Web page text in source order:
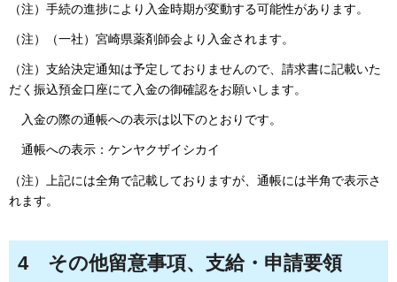
（注）手続の進捗により入金時期が変動する可能性があります。
（注）（一社）宮崎県薬剤師会より入金されます。
（注）支給決定通知は予定しておりませんので、請求書に記載いた
だく振込預金口座にて入金の御確認をお願いします。
入金の際の通帳への表示は以下のとおりです。
通帳への表示：ケンヤクザイシカイ
（注）上記には全角で記載しておりますが、通帳には半角で表示さ
れます。
4 その他留意事項、支給・申請要領